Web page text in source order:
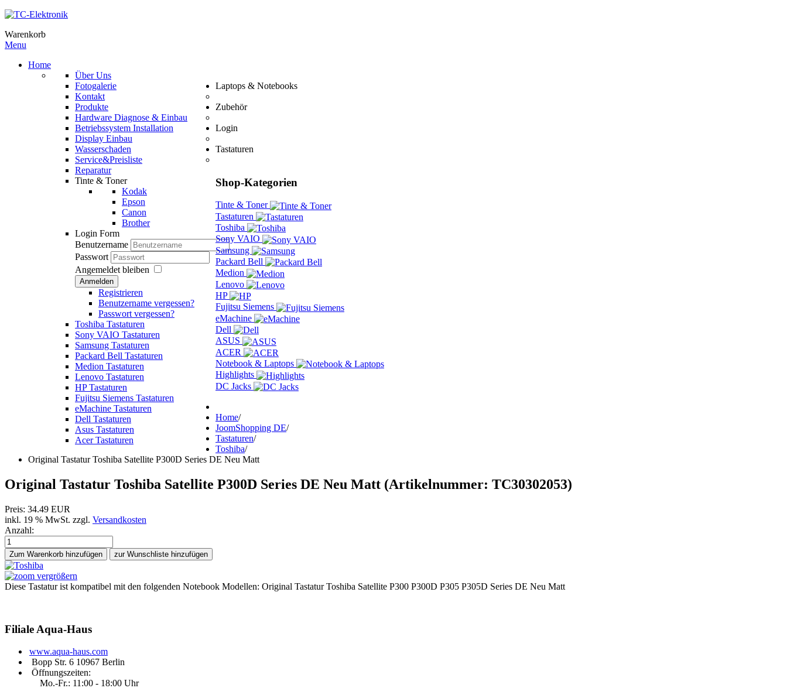
Warenkorb
Menu
Home
Über Uns
Fotogalerie
Kontakt
Produkte
Hardware Diagnose & Einbau
Betriebssystem Installation
Display Einbau
Wasserschaden
Service&Preisliste
Laptops & Notebooks
Reparatur
Zubehör
Tinte & Toner
Kodak
Epson
Canon
Brother
Login
Login Form
Benutzername
Passwort
Angemeldet bleiben
Anmelden
Registrieren
Benutzername vergessen?
Passwort vergessen?
Tastaturen
Toshiba Tastaturen
Sony VAIO Tastaturen
Samsung Tastaturen
Packard Bell Tastaturen
Medion Tastaturen
Lenovo Tastaturen
HP Tastaturen
Fujitsu Siemens Tastaturen
eMachine Tastaturen
Dell Tastaturen
Asus Tastaturen
Acer Tastaturen
Shop-Kategorien
Tinte & Toner
Tastaturen
Toshiba
Sony VAIO
Samsung
Packard Bell
Medion
Lenovo
HP
Fujitsu Siemens
eMachine
Dell
ASUS
ACER
Notebook & Laptops
Highlights
DC Jacks
Home/
JoomShopping DE/
Tastaturen/
Toshiba/
Original Tastatur Toshiba Satellite P300D Series DE Neu Matt
Original Tastatur Toshiba Satellite P300D Series DE Neu Matt (Artikelnummer: TC30302053)
Preis: 34.49 EUR
inkl. 19 % MwSt. zzgl. Versandkosten
Anzahl:
Zum Warenkorb hinzufügen
vergrößern
Diese Tastatur ist kompatibel mit den folgenden Notebook Modellen: Original Tastatur Toshiba Satellite P300 P300D P305 P305D Series DE Neu Matt
Filiale Aqua-Haus
www.aqua-haus.com
Bopp Str. 6 10967 Berlin
Öffnungszeiten:
Mo.-Fr.: 11:00 - 18:00 Uhr